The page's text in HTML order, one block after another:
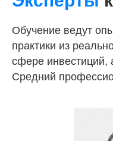
Обучение ведут
практики из
сфере инвестиций,
Средний